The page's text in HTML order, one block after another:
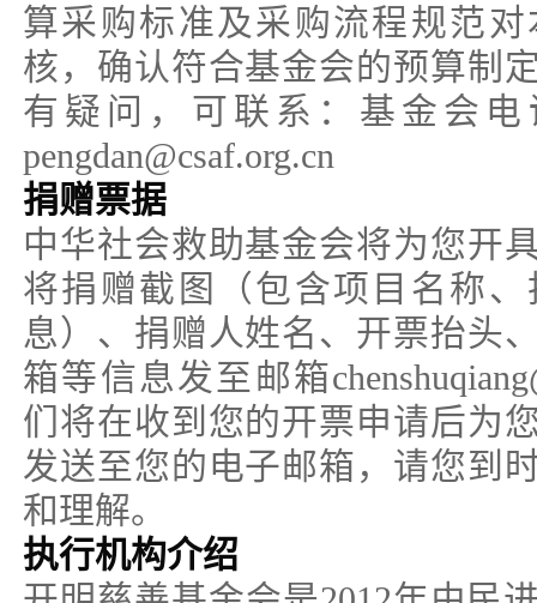
算采购标准及采购流程规范
核，确认符合基金会的预算制
有疑问，可联系：基金会电
pengdan@csaf.org.cn
捐赠票据
中华社会救助基金会将为您开
将捐赠截图（包含项目名称
息）、捐赠人姓名、开票抬头
箱等信息发至邮箱
们将在收到您的开票申请后为
发送至您的电子邮箱，请您到
和理解。
执行机构介绍